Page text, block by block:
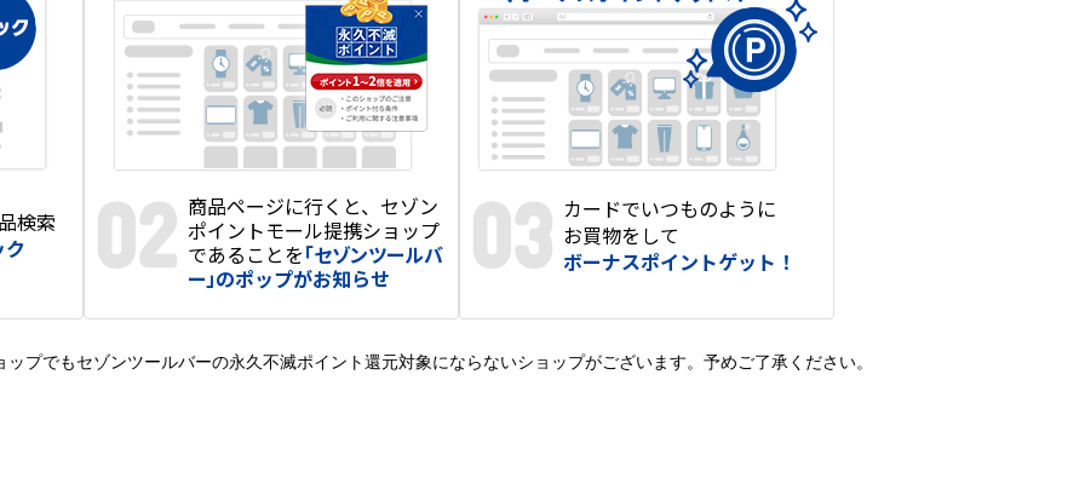
検索
商品ページに行くと、 セゾン
ポイントモール提携ショップ
であることを「セゾンツールバ
ー」のポップがお知らせ
カードでいつものように
お買物をして
ボーナスポイントゲット！
プでもセゾンツールバーの永久不滅ポイント還元対象にならないショップがございます。予めご了承ください。